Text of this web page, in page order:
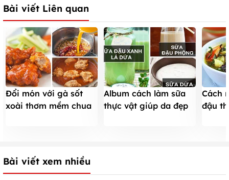
Bài viết Liên quan
Đổi món với gà sốt
xoài thơm mềm chua
Album cách làm sữa
thực vật giúp da đẹp
Cách
đậu
Bài viết xem nhiều